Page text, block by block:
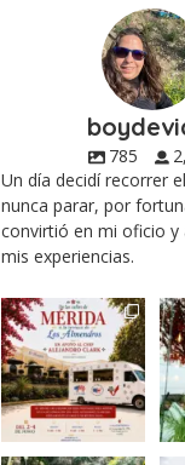
785
Un día decidí recorrer
nunca parar, por
convirtió en mi oficio
mis experiencias.
Siempre me mueven
las causas y comer
con causa es...
12 0